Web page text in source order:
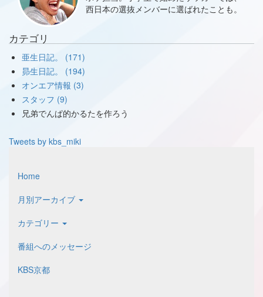
西日本の選抜メンバーに選ばれたことも。
カテゴリ
亜生日記。 (171)
昴生日記。 (194)
オンエア情報 (3)
スタッフ (9)
兄弟でんぱ的かるたを作ろう
Tweets by kbs_miki
Home
月別アーカイブ
カテゴリー
番組へのメッセージ
KBS京都